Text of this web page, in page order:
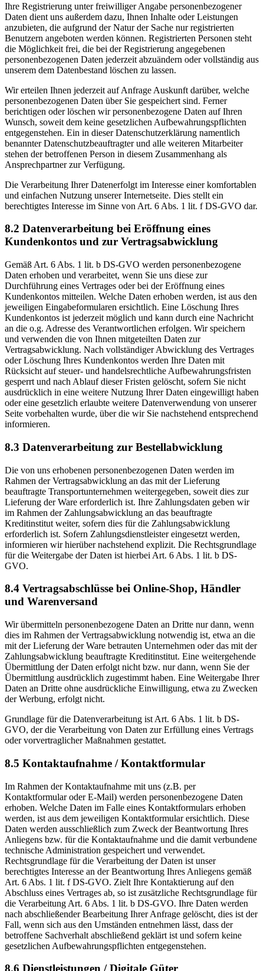
Ihre Registrierung unter freiwilliger Angabe personenbezogener
Daten dient uns außerdem dazu, Ihnen Inhalte oder Leistungen
anzubieten, die aufgrund der Natur der Sache nur registrierten
Benutzern angeboten werden können. Registrierten Personen steht
die Möglichkeit frei, die bei der Registrierung angegebenen
personenbezogenen Daten jederzeit abzuändern oder vollständig aus
unserem dem Datenbestand löschen zu lassen.
Wir erteilen Ihnen jederzeit auf Anfrage Auskunft darüber, welche
personenbezogenen Daten über Sie gespeichert sind. Ferner
berichtigen oder löschen wir personenbezogene Daten auf Ihren
Wunsch, soweit dem keine gesetzlichen Aufbewahrungspflichten
entgegenstehen. Ein in dieser Datenschutzerklärung namentlich
benannter Datenschutzbeauftragter und alle weiteren Mitarbeiter
stehen der betroffenen Person in diesem Zusammenhang als
Ansprechpartner zur Verfügung.
Die Verarbeitung Ihrer Datenerfolgt im Interesse einer komfortablen
und einfachen Nutzung unserer Internetseite. Dies stellt ein
berechtigtes Interesse im Sinne von Art. 6 Abs. 1 lit. f DS-GVO dar.
8.2 Datenverarbeitung bei Eröffnung eines
Kundenkontos und zur Vertragsabwicklung
Gemäß Art. 6 Abs. 1 lit. b DS-GVO werden personenbezogene
Daten erhoben und verarbeitet, wenn Sie uns diese zur
Durchführung eines Vertrages oder bei der Eröffnung eines
Kundenkontos mitteilen. Welche Daten erhoben werden, ist aus den
jeweiligen Eingabeformularen ersichtlich. Eine Löschung Ihres
Kundenkontos ist jederzeit möglich und kann durch eine Nachricht
an die o.g. Adresse des Verantwortlichen erfolgen. Wir speichern
und verwenden die von Ihnen mitgeteilten Daten zur
Vertragsabwicklung. Nach vollständiger Abwicklung des Vertrages
oder Löschung Ihres Kundenkontos werden Ihre Daten mit
Rücksicht auf steuer- und handelsrechtliche Aufbewahrungsfristen
gesperrt und nach Ablauf dieser Fristen gelöscht, sofern Sie nicht
ausdrücklich in eine weitere Nutzung Ihrer Daten eingewilligt haben
oder eine gesetzlich erlaubte weitere Datenverwendung von unserer
Seite vorbehalten wurde, über die wir Sie nachstehend entsprechend
informieren.
8.3 Datenverarbeitung zur Bestellabwicklung
Die von uns erhobenen personenbezogenen Daten werden im
Rahmen der Vertragsabwicklung an das mit der Lieferung
beauftragte Transportunternehmen weitergegeben, soweit dies zur
Lieferung der Ware erforderlich ist. Ihre Zahlungsdaten geben wir
im Rahmen der Zahlungsabwicklung an das beauftragte
Kreditinstitut weiter, sofern dies für die Zahlungsabwicklung
erforderlich ist. Sofern Zahlungsdienstleister eingesetzt werden,
informieren wir hierüber nachstehend explizit. Die Rechtsgrundlage
für die Weitergabe der Daten ist hierbei Art. 6 Abs. 1 lit. b DS-
GVO.
8.4 Vertragsabschlüsse bei Online-Shop, Händler
und Warenversand
Wir übermitteln personenbezogene Daten an Dritte nur dann, wenn
dies im Rahmen der Vertragsabwicklung notwendig ist, etwa an die
mit der Lieferung der Ware betrauten Unternehmen oder das mit der
Zahlungsabwicklung beauftragte Kreditinstitut. Eine weitergehende
Übermittlung der Daten erfolgt nicht bzw. nur dann, wenn Sie der
Übermittlung ausdrücklich zugestimmt haben. Eine Weitergabe Ihrer
Daten an Dritte ohne ausdrückliche Einwilligung, etwa zu Zwecken
der Werbung, erfolgt nicht.
Grundlage für die Datenverarbeitung ist Art. 6 Abs. 1 lit. b DS-
GVO, der die Verarbeitung von Daten zur Erfüllung eines Vertrags
oder vorvertraglicher Maßnahmen gestattet.
8.5 Kontaktaufnahme / Kontaktformular
Im Rahmen der Kontaktaufnahme mit uns (z.B. per
Kontaktformular oder E-Mail) werden personenbezogene Daten
erhoben. Welche Daten im Falle eines Kontaktformulars erhoben
werden, ist aus dem jeweiligen Kontaktformular ersichtlich. Diese
Daten werden ausschließlich zum Zweck der Beantwortung Ihres
Anliegens bzw. für die Kontaktaufnahme und die damit verbundene
technische Administration gespeichert und verwendet.
Rechtsgrundlage für die Verarbeitung der Daten ist unser
berechtigtes Interesse an der Beantwortung Ihres Anliegens gemäß
Art. 6 Abs. 1 lit. f DS-GVO. Zielt Ihre Kontaktierung auf den
Abschluss eines Vertrages ab, so ist zusätzliche Rechtsgrundlage für
die Verarbeitung Art. 6 Abs. 1 lit. b DS-GVO. Ihre Daten werden
nach abschließender Bearbeitung Ihrer Anfrage gelöscht, dies ist der
Fall, wenn sich aus den Umständen entnehmen lässt, dass der
betroffene Sachverhalt abschließend geklärt ist und sofern keine
gesetzlichen Aufbewahrungspflichten entgegenstehen.
8.6 Dienstleistungen / Digitale Güter